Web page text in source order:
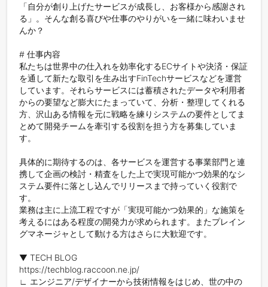
「自分が創り上げたサービスが成長し、お客様から感謝され
る」。そんな創る喜びや仕事のやりがいを一緒に味わいませ
んか？
# 仕事内容
私たちは世界中の仕入れを効率化するECサイトや決済・保証
を通して新たな取引を生み出すFinTechサービスなどを運営
しています。それらサービスには蓄積されたデータや利用者
からの要望など膨大にたまっていて、分析・整理してくれる
方、沢山ある情報を元に戦略を練りシステムの要件としてま
とめて開発チームを牽引する役割を担う方を募集していま
す。
具体的に期待するのは、各サービスを運営する事業部門と連
携して企画の検討・精査をした上で実現可能かつ効果的なシ
ステム要件に落とし込んでリリースまで持っていく役割で
す。
業務は主に上流工程ですが「実現可能かつ効果的」な施策を
考えるにはある程度の開発力が求められます。またプレイン
グマネージャとして動ける方はさらに大歓迎です。
▼ TECH BLOG
https://techblog.raccoon.ne.jp/
∟ エンジニア/デザイナーから技術情報をはじめ、世の中の